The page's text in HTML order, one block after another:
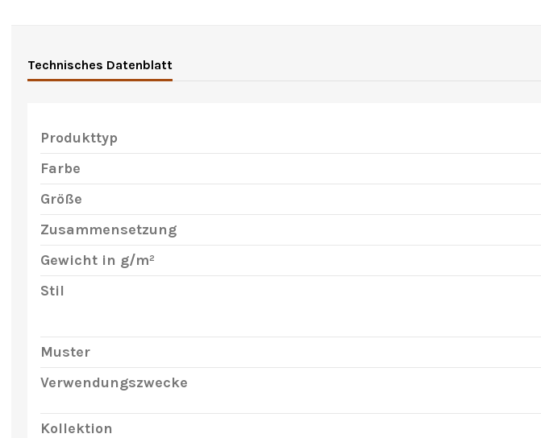
Technisches Datenblatt
Produkttyp
Farbe
Größe
Zusammensetzung
Gewicht in g/m²
Stil
Muster
Verwendungszwecke
Kollektion